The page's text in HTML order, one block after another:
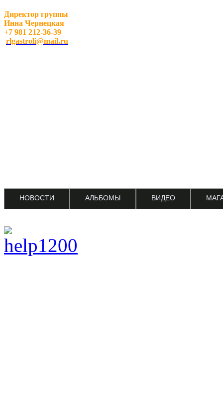
Директор группы
Инна Чернецкая
+7 981 212-36-39
rlgastroli@mail.ru
НОВОСТИ АЛЬБОМЫ ВИДЕО